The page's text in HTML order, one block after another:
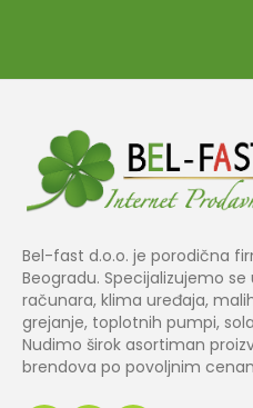
Bel-fast d.o.o. je porodična
Beogradu. Specijalizujemo
računara, klima uređaja,
grejanje, toplotnih pumpi,
Nudimo širok asortiman
brendova po povoljnim